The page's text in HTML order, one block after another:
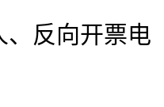
反向开票电